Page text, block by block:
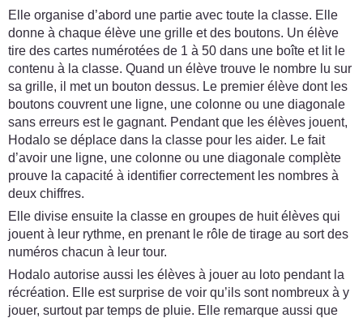
Elle organise d’abord une partie avec toute la classe. Elle
donne à chaque élève une grille et des boutons. Un élève
tire des cartes numérotées de 1 à 50 dans une boîte et lit le
contenu à la classe. Quand un élève trouve le nombre lu sur
sa grille, il met un bouton dessus. Le premier élève dont les
boutons couvrent une ligne, une colonne ou une diagonale
sans erreurs est le gagnant. Pendant que les élèves jouent,
Hodalo se déplace dans la classe pour les aider. Le fait
d’avoir une ligne, une colonne ou une diagonale complète
prouve la capacité à identifier correctement les nombres à
deux chiffres.
Elle divise ensuite la classe en groupes de huit élèves qui
jouent à leur rythme, en prenant le rôle de tirage au sort des
numéros chacun à leur tour.
Hodalo autorise aussi les élèves à jouer au loto pendant la
récréation. Elle est surprise de voir qu’ils sont nombreux à y
jouer, surtout par temps de pluie. Elle remarque aussi que